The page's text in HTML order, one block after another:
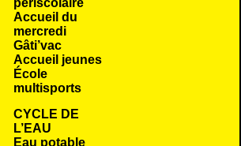
périscolaire
Accueil du
mercredi
Gâti’vac
Accueil jeunes
École
multisports
CYCLE DE
L’EAU
Eau potable